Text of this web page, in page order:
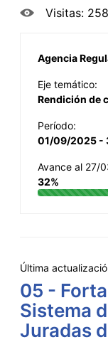
Visitas:
Agencia
Eje temático:
Rendición de
Período:
01/09/2025 -
Avance al 27/
32%
Última
05 -
Sistema
Juradas